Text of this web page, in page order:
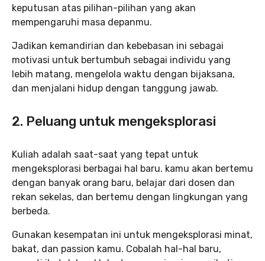
keputusan atas pilihan-pilihan yang akan
mempengaruhi masa depanmu.
Jadikan kemandirian dan kebebasan ini sebagai
motivasi untuk bertumbuh sebagai individu yang
lebih matang, mengelola waktu dengan bijaksana,
dan menjalani hidup dengan tanggung jawab.
2. Peluang untuk mengeksplorasi
Kuliah adalah saat-saat yang tepat untuk
mengeksplorasi berbagai hal baru. kamu akan bertemu
dengan banyak orang baru, belajar dari dosen dan
rekan sekelas, dan bertemu dengan lingkungan yang
berbeda.
Gunakan kesempatan ini untuk mengeksplorasi minat,
bakat, dan passion kamu. Cobalah hal-hal baru,